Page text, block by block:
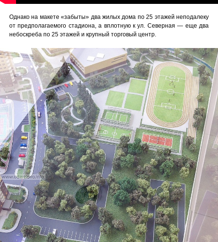
Однако на макете «забыты» два жилых дома по 25 этажей неподалеку
от предполагаемого стадиона, а вплотную к ул. Северная — еще два
небоскреба по 25 этажей и крупный торговый центр.